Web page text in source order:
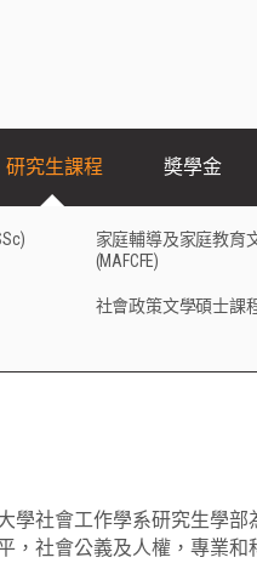
研究生課程
家庭輔導及家庭教育
(MAFCFE)
社會政策文學碩士課
奬學金
學社會工作學系研究生學
，社會公義及人權，專業